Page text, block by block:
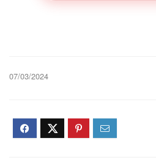
07/03/2024